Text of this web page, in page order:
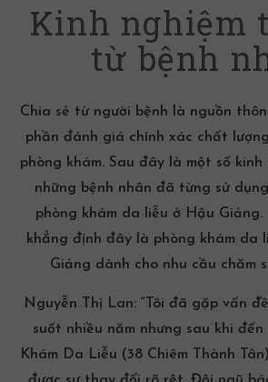
Kinh nghiệm
từ bệnh
Chia sẻ từ người bệnh là nguồn
phần đánh giá chính xác chất
phòng khám. Sau đây là một số
những bệnh nhân đã từng sử
phòng khám da liễu ở Hậu
khẳng định đây là phòng khám da
Giảng dành cho nhu cầu chăm
Nguyễn Thị Lan: “Tôi đã gặp vấn
suốt nhiều năm nhưng sau khi
Khám Da Liễu (38 Chiêm Thành